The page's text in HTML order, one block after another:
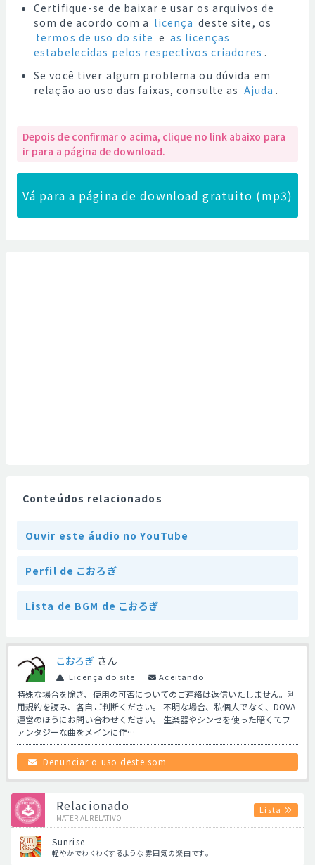
Certifique-se de baixar e usar os arquivos de
som de acordo com a licença deste site, os
termos de uso do site e as licenças
estabelecidas pelos respectivos criadores .
Se você tiver algum problema ou dúvida em
relação ao uso das faixas, consulte as Ajuda .
Depois de confirmar o acima, clique no link abaixo para
ir para a página de download.
Vá para a página de download gratuito (mp3)
Conteúdos relacionados
Ouvir este áudio no YouTube
Perfil de こおろぎ
Lista de BGM de こおろぎ
こおろぎ さん
Licença do site Aceitando
特殊な場合を除き、使用の可否についてのご連絡は返信いたしません。利
用規約を読み、各自ご判断ください。 不明な場合、私個人でなく、DOVA
運営のほうにお問い合わせください。 生楽器やシンセを使った暗くてフ
ァンタジーな曲をメインに作…
Denunciar o uso deste som
Relacionado
MATERIAL RELATIVO
Lista
Sunrise
軽やかでわくわくするような雰囲気の楽曲です。